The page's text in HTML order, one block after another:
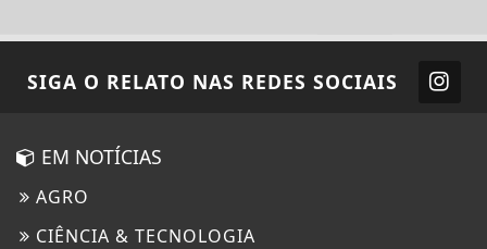
SIGA O RELATO NAS REDES SOCIAIS
EM NOTÍCIAS
AGRO
CIÊNCIA & TECNOLOGIA